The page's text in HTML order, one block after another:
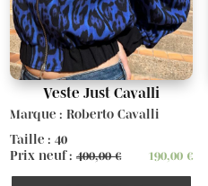
Veste Just Cavalli
Marque : Roberto Cavalli
Taille : 40
Prix neuf :400,00€ 190,00€